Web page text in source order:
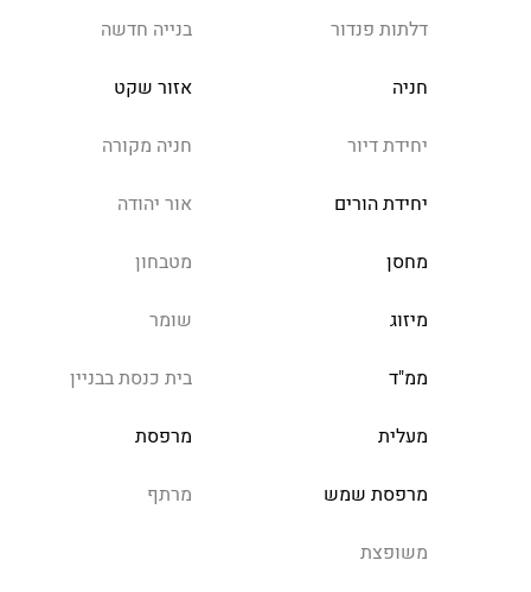
דלתות פנדור בנייה חדשה
חניה אזור שקט
יחידת דיור חניה מקורה
יחידת הורים אור יהודה
מחסן מטבחון
מיזוג שומר
ממ"ד בית כנסת בבניין
מעלית מרפסת
מרפסת שמש מרתף
משופצת